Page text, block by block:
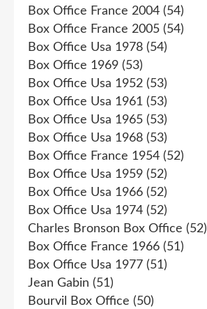
Box Office France 2004 (54)
Box Office France 2005 (54)
Box Office Usa 1978 (54)
Box Office 1969 (53)
Box Office Usa 1952 (53)
Box Office Usa 1961 (53)
Box Office Usa 1965 (53)
Box Office Usa 1968 (53)
Box Office France 1954 (52)
Box Office Usa 1959 (52)
Box Office Usa 1966 (52)
Box Office Usa 1974 (52)
Charles Bronson Box Office (52)
Box Office France 1966 (51)
Box Office Usa 1977 (51)
Jean Gabin (51)
Bourvil Box Office (50)